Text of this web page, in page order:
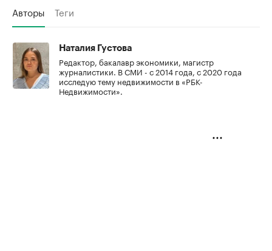
Авторы Теги
Наталия Густова
Редактор, бакалавр экономики, магистр
журналистики. В СМИ - с 2014 года, с 2020 года
исследую тему недвижимости в «РБК-
Недвижимости».